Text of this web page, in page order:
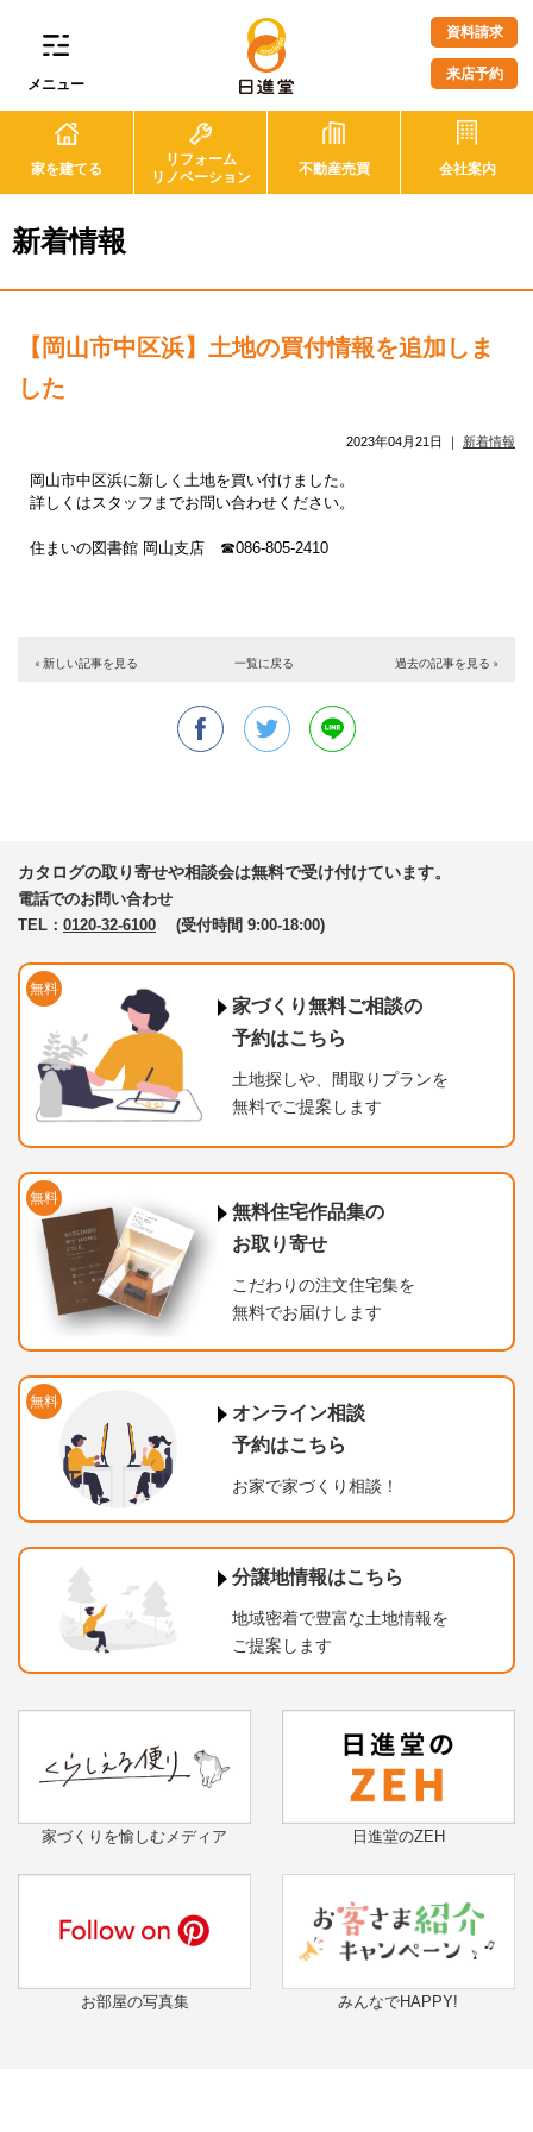
メニュー
資料請求
来店予約
家を建てる
リフォーム
リノベーション
不動産売買 会社案内
新着情報
【岡山市中区浜】土地の買付情報を追加しま
した
2023年04月21日 ｜ 新着情報
岡山市中区浜に新しく土地を買い付けました。
詳しくはスタッフまでお問い合わせください。
住まいの図書館 岡山支店 ☎086-805-2410
« 新しい記事を見る 一覧に戻る 過去の記事を見る »
カタログの取り寄せや相談会は無料で受け付けています。
電話でのお問い合わせ
TEL： 0120-32-6100 (受付時間 9:00-18:00)
無料
家づくり無料ご相談の
予約はこちら
土地探しや、間取りプランを
無料でご提案します
無料
無料住宅作品集の
お取り寄せ
こだわりの注文住宅集を
無料でお届けします
無料
オンライン相談
予約はこちら
お家で家づくり相談！
分譲地情報はこちら
地域密着で豊富な土地情報を
ご提案します
家づくりを愉しむメディア 日進堂のZEH
お部屋の写真集 みんなでHAPPY!